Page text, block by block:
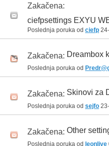
Zakačena:
ciefpsettings EXYU
Poslednja poruka od ciefp
Zakačena: Dreambox
Poslednja poruka od
Zakačena: Skinovi za
Poslednja poruka od sejfo
Zakačena: Other
Poslednja poruka od leonlive